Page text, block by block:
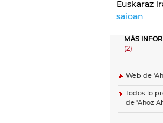
Euskaraz
saioan
MÁS
(2)
Web de
Todos lo
de 'Ahoz